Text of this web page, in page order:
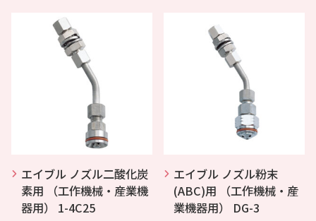
エイブル ノズル二酸化炭
素用 （工作機械・産業機
器用） 1-4C25
エイブル ノズル粉末
(ABC)用 （工作機械・産
業機器用） DG-3